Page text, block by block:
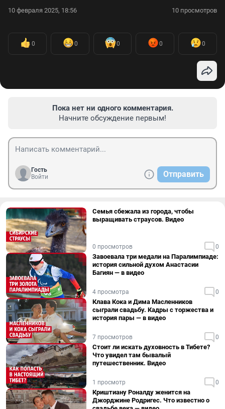
10 февраля 2025, 18:56 10 просмотров
0 0 0 0 0
Пока нет ни одного комментария.
Начните обсуждение первым!
Гость
Войти
Отправить
Семья сбежала из города, чтобы
выращивать страусов. Видео
0 просмотров 0
Завоевала три медали на Паралимпиаде:
история сильной духом Анастасии
Багиян — в видео
4 просмотра 0
Клава Кока и Дима Масленников
сыграли свадьбу. Кадры с торжества и
история пары — в видео
7 просмотров 0
Стоит ли искать духовность в Тибете?
Что увидел там бывалый
путешественник. Видео
1 просмотр 0
Криштиану Роналду женится на
Джорджине Родригес. Что известно о